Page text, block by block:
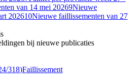
van 14 mei 20269Nieuwe
202610Nieuwe faillissementen van 27
bij nieuwe publicaties
318)Faillissement